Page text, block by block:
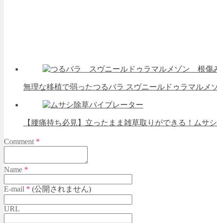
無理な移植で弱ったつるバラ スヴニールドゥラマルメ
【腰痛持ち必見】立ったまま雑草取りができる！ムサ
Comment *
Name *
E-mail * (公開されません)
URL